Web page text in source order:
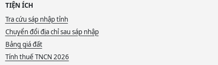
TIỆN ÍCH
Tra cứu sáp nhập tỉnh
Chuyển đổi địa chỉ sau sáp nhập
Bảng giá đất
Tính thuế TNCN 2026